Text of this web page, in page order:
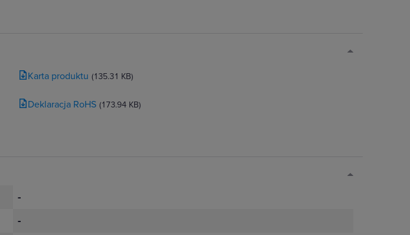
Karta produktu (135.31 KB)
Deklaracja RoHS (173.94 KB)
-
-